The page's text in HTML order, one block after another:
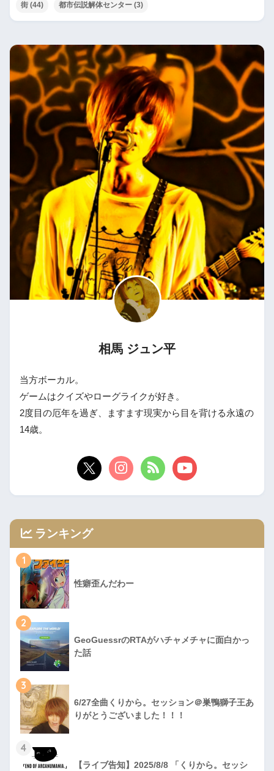
街 (44) 都市伝説解体センター (3)
相馬 ジュン平
当方ボーカル。
ゲームはクイズやローグライクが好き。
2度目の厄年を過ぎ、ますます現実から目を背ける永遠の
14歳。
ランキング
1
性癖歪んだわー
2
GeoGuessrのRTAがハチャメチャに面白かっ
た話
3
6/27全曲くりから。セッション＠巣鴨獅子王あ
りがとうございました！！！
4
【ライブ告知】2025/8/8 「くりから。セッシ